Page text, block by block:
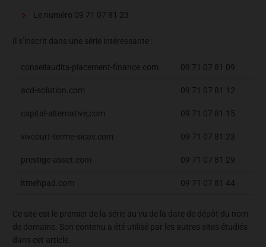
Le numéro 09 71 07 81 23
Il s’inscrit dans une série intéressante :
conseilaudits-placement-finance.com 09 71 07 81 09
acd-solution.com 09 71 07 81 12
capital-alternative,com 09 71 07 81 15
vivcourt-terme-sicav.com 09 71 07 81 23
prestige-asset.com 09 71 07 81 29
itmehpad.com 09 71 07 81 44
Ce site est le premier de la série au vu de la date de dépôt du nom
de domaine. Son contenu a été utilisé par les autres sites étudiés
dans cet article.